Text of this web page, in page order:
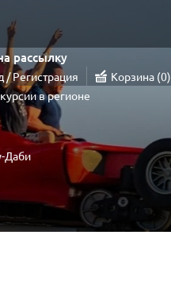
рассылку
/ Регистрация Корзина 0
в регионе
Даби